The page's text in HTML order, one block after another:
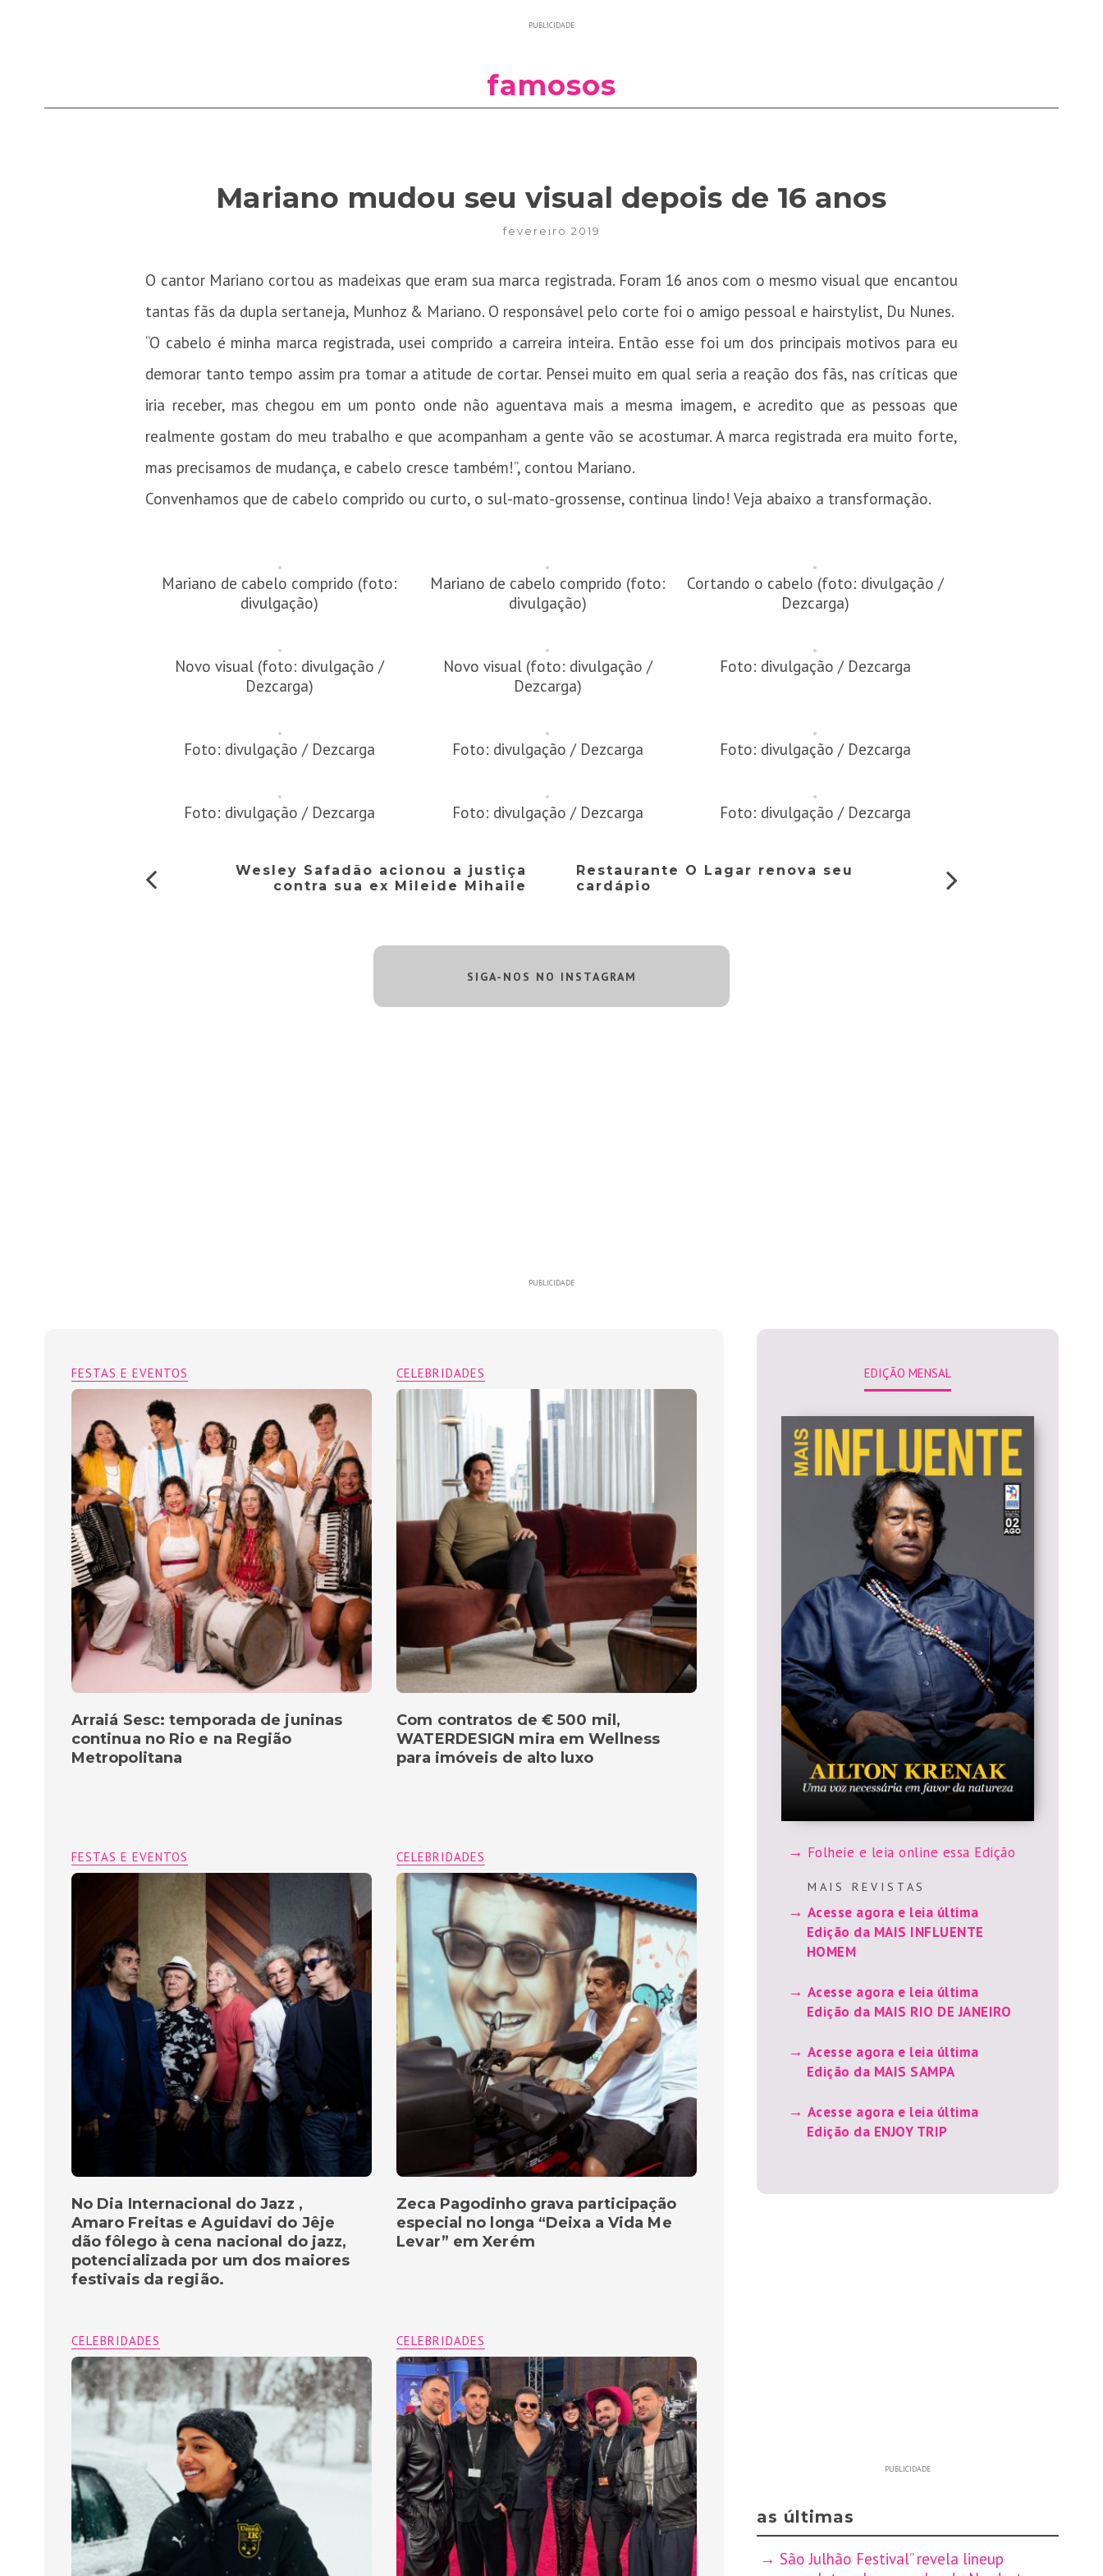
PUBLICIDADE
famosos
Mariano mudou seu visual depois de 16 anos
fevereiro 2019
O cantor Mariano cortou as madeixas que eram sua marca registrada. Foram 16 anos com o mesmo visual que encantou
tantas fãs da dupla sertaneja, Munhoz & Mariano. O responsável pelo corte foi o amigo pessoal e hairstylist, Du Nunes.
“O cabelo é minha marca registrada, usei comprido a carreira inteira. Então esse foi um dos principais motivos para eu
demorar tanto tempo assim pra tomar a atitude de cortar. Pensei muito em qual seria a reação dos fãs, nas críticas que
iria receber, mas chegou em um ponto onde não aguentava mais a mesma imagem, e acredito que as pessoas que
realmente gostam do meu trabalho e que acompanham a gente vão se acostumar. A marca registrada era muito forte,
mas precisamos de mudança, e cabelo cresce também!”, contou Mariano.
Convenhamos que de cabelo comprido ou curto, o sul-mato-grossense, continua lindo! Veja abaixo a transformação.
Mariano de cabelo comprido (foto:
divulgação)
Mariano de cabelo comprido (foto:
divulgação)
Cortando o cabelo (foto: divulgação /
Dezcarga)
Novo visual (foto: divulgação /
Dezcarga)
Novo visual (foto: divulgação /
Dezcarga)
Foto: divulgação / Dezcarga
Foto: divulgação / Dezcarga Foto: divulgação / Dezcarga Foto: divulgação / Dezcarga
Foto: divulgação / Dezcarga Foto: divulgação / Dezcarga Foto: divulgação / Dezcarga
Wesley Safadão acionou a justiça
contra sua ex Mileide Mihaile
Restaurante O Lagar renova seu
cardápio
SIGA-NOS NO INSTAGRAM
PUBLICIDADE
CELEBRIDADES
Com contratos de € 500 mil,
WATERDESIGN mira em Wellness
para imóveis de alto luxo
FESTAS E EVENTOS
Arraiá Sesc: temporada de juninas
continua no Rio e na Região
Metropolitana
CELEBRIDADES
Zeca Pagodinho grava participação
especial no longa “Deixa a Vida Me
Levar” em Xerém
FESTAS E EVENTOS
No Dia Internacional do Jazz ,
Amaro Freitas e Aguidavi do Jêje
dão fôlego à cena nacional do jazz,
potencializada por um dos maiores
festivais da região.
CELEBRIDADES
CELEBRIDADES
EDIÇÃO MENSAL
Folheie e leia online essa Edição
M A I S R E V I S T A S
Acesse agora e leia última
Edição da MAIS INFLUENTE
HOMEM
Acesse agora e leia última
Edição da MAIS RIO DE JANEIRO
Acesse agora e leia última
Edição da MAIS SAMPA
Acesse agora e leia última
Edição da ENJOY TRIP
PUBLICIDADE
as últimas
São Julhão Festival” revela lineup